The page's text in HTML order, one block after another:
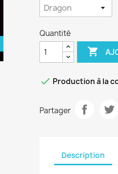
Quantité

 Production à la
Partager
Description